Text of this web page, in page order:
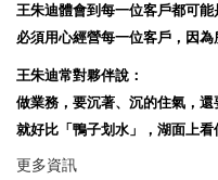
王朱迪體會到每一位客戶都可能
必須用心經營每一位客戶，因為
王朱迪常對夥伴說：
做業務，要沉著、沉的住氣，
就好比「鴨子划水」，湖面上看
更多資訊